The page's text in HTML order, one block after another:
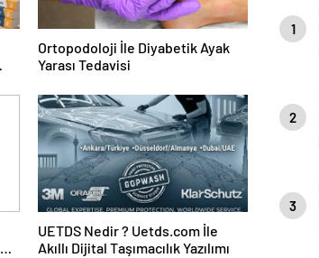
Ortopodoloji İle Diyabetik Ayak
Yarası Tedavisi
UETDS Nedir ? Uetds.com İle
Akıllı Dijital Taşımacılık Yazılımı
1
2
3